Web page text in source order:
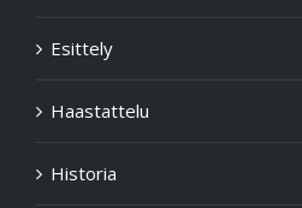
Esittely
Haastattelu
Historia